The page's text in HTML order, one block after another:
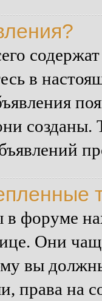
в
форуме
Они
вы
права на